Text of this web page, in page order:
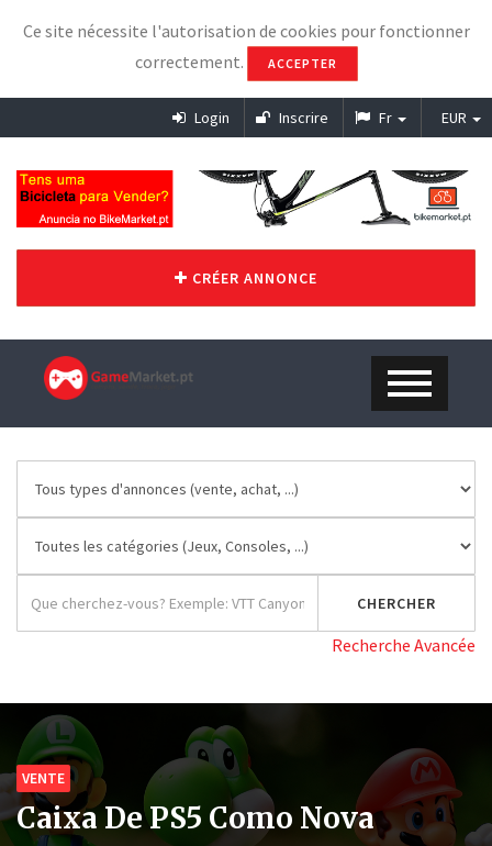
Ce site nécessite l'autorisation de cookies pour fonctionner
correctement.
ACCEPTER
Login Inscrire Fr EUR
CRÉER ANNONCE
Recherche Avancée
VENTE
Caixa De PS5 Como Nova